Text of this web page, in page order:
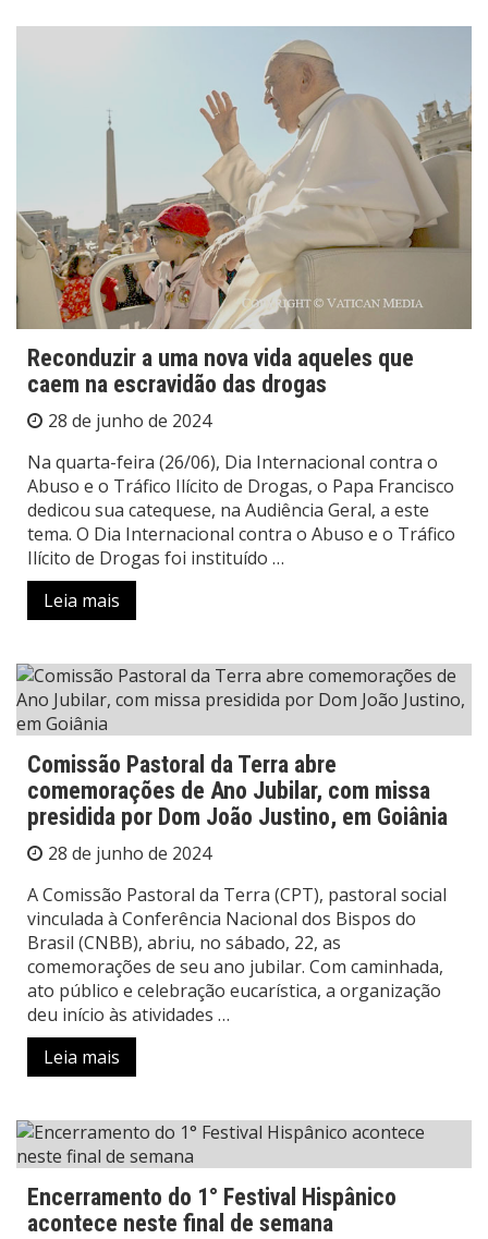
Reconduzir a uma nova vida aqueles que
caem na escravidão das drogas
28 de junho de 2024
Na quarta-feira (26/06), Dia Internacional contra o
Abuso e o Tráfico Ilícito de Drogas, o Papa Francisco
dedicou sua catequese, na Audiência Geral, a este
tema. O Dia Internacional contra o Abuso e o Tráfico
Ilícito de Drogas foi instituído …
Leia mais
Comissão Pastoral da Terra abre
comemorações de Ano Jubilar, com missa
presidida por Dom João Justino, em Goiânia
28 de junho de 2024
A Comissão Pastoral da Terra (CPT), pastoral social
vinculada à Conferência Nacional dos Bispos do
Brasil (CNBB), abriu, no sábado, 22, as
comemorações de seu ano jubilar. Com caminhada,
ato público e celebração eucarística, a organização
deu início às atividades …
Leia mais
Encerramento do 1° Festival Hispânico
acontece neste final de semana